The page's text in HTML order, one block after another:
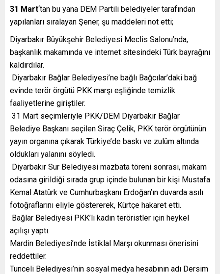
31 Mart‘tan bu yana DEM Partili belediyeler tarafından
yapılanları sıralayan Şener, şu maddeleri not etti;
Diyarbakır Büyükşehir Belediyesi Meclis Salonu’nda,
başkanlık makamında ve internet sitesindeki Türk bayrağını
kaldırdılar.
Diyarbakır Bağlar Belediyesi’ne bağlı Bağcılar’daki bağ
evinde terör örgütü PKK marşı eşliğinde temizlik
faaliyetlerine giriştiler.
31 Mart seçimleriyle PKK/DEM Diyarbakır Bağlar
Belediye Başkanı seçilen Siraç Çelik, PKK terör örgütünün
yayın organına çıkarak Türkiye’de baskı ve zulüm altında
oldukları yalanını söyledi.
Diyarbakır Sur Belediyesi mazbata töreni sonrası, makam
odasına girildiği sırada grup içinde bulunan bir kişi Mustafa
Kemal Atatürk ve Cumhurbaşkanı Erdoğan’ın duvarda asılı
fotoğraflarını eliyle göstererek, Kürtçe hakaret etti.
Bağlar Belediyesi PKK’lı kadın teröristler için heykel
açılışı yaptı.
Mardin Belediyesi’nde İstiklal Marşı okunması önerisini
reddettiler.
Tunceli Belediyesi’nin sosyal medya hesabının adı Dersim